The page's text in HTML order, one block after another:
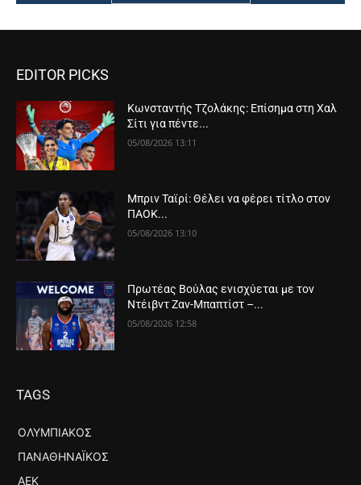
EDITOR PICKS
Κωνσταντής Τζολάκης: Επίσημα στη Χαλ
Σίτι για πέντε...
05/08/2026 13:11
Μπριν Ταϊρί: Θέλει να φέρει τίτλο στον
ΠΑΟΚ...
05/08/2026 13:10
Πρωτέας Βούλας ενισχύεται με τον
Ντέιβντ Ζαν-Μπαπτίστ –...
05/08/2026 12:58
TAGS
ΟΛΥΜΠΙΑΚΌΣ
ΠΑΝΑΘΗΝΑΪΚΌΣ
ΑΕΚ